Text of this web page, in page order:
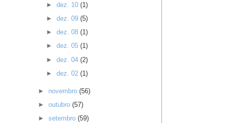
► dez. 10 (1)
► dez. 09 (5)
► dez. 08 (1)
► dez. 05 (1)
► dez. 04 (2)
► dez. 02 (1)
► novembro(56)
►outubro(57)
►setembro(59)